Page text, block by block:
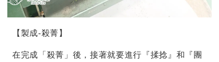
【製成-殺菁】
在完成「殺菁」後，接著就要進行『揉捻』和『團